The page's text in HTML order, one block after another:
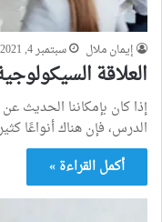
إيمان ملال سبتمبر 4, 2021
العلاقة
إذا كان بإمكاننا الحديث
الدرس، فإن هناك أنواعًا
أكمل القراءة »